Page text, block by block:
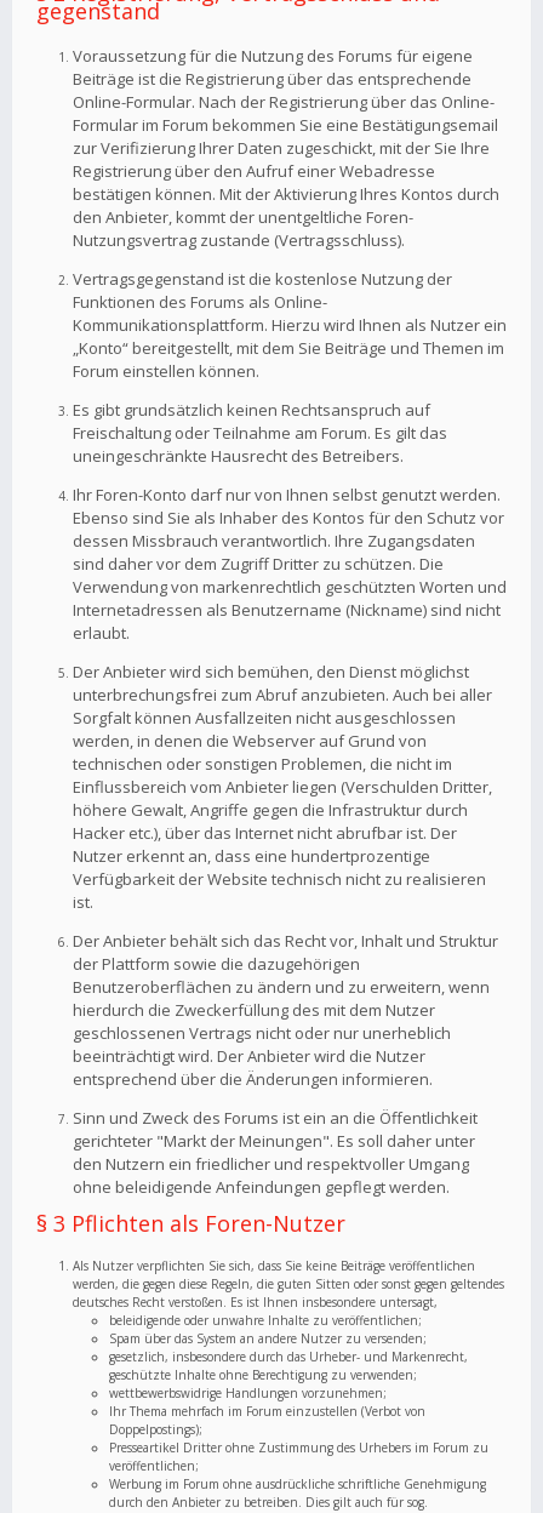
gegenstand
Voraussetzung für die Nutzung des Forums für eigene
Beiträge ist die Registrierung über das entsprechende
Online-Formular. Nach der Registrierung über das Online-
Formular im Forum bekommen Sie eine Bestätigungsemail
zur Verifizierung Ihrer Daten zugeschickt, mit der Sie Ihre
Registrierung über den Aufruf einer Webadresse
bestätigen können. Mit der Aktivierung Ihres Kontos durch
den Anbieter, kommt der unentgeltliche Foren-
Nutzungsvertrag zustande (Vertragsschluss).
Vertragsgegenstand ist die kostenlose Nutzung der
Funktionen des Forums als Online-
Kommunikationsplattform. Hierzu wird Ihnen als Nutzer ein
„Konto“ bereitgestellt, mit dem Sie Beiträge und Themen im
Forum einstellen können.
Es gibt grundsätzlich keinen Rechtsanspruch auf
Freischaltung oder Teilnahme am Forum. Es gilt das
uneingeschränkte Hausrecht des Betreibers.
Ihr Foren-Konto darf nur von Ihnen selbst genutzt werden.
Ebenso sind Sie als Inhaber des Kontos für den Schutz vor
dessen Missbrauch verantwortlich. Ihre Zugangsdaten
sind daher vor dem Zugriff Dritter zu schützen. Die
Verwendung von markenrechtlich geschützten Worten und
Internetadressen als Benutzername (Nickname) sind nicht
erlaubt.
Der Anbieter wird sich bemühen, den Dienst möglichst
unterbrechungsfrei zum Abruf anzubieten. Auch bei aller
Sorgfalt können Ausfallzeiten nicht ausgeschlossen
werden, in denen die Webserver auf Grund von
technischen oder sonstigen Problemen, die nicht im
Einflussbereich vom Anbieter liegen (Verschulden Dritter,
höhere Gewalt, Angriffe gegen die Infrastruktur durch
Hacker etc.), über das Internet nicht abrufbar ist. Der
Nutzer erkennt an, dass eine hundertprozentige
Verfügbarkeit der Website technisch nicht zu realisieren
ist.
Der Anbieter behält sich das Recht vor, Inhalt und Struktur
der Plattform sowie die dazugehörigen
Benutzeroberflächen zu ändern und zu erweitern, wenn
hierdurch die Zweckerfüllung des mit dem Nutzer
geschlossenen Vertrags nicht oder nur unerheblich
beeinträchtigt wird. Der Anbieter wird die Nutzer
entsprechend über die Änderungen informieren.
Sinn und Zweck des Forums ist ein an die Öffentlichkeit
gerichteter "Markt der Meinungen". Es soll daher unter
den Nutzern ein friedlicher und respektvoller Umgang
ohne beleidigende Anfeindungen gepflegt werden.
§ 3 Pflichten als Foren-Nutzer
Als Nutzer verpflichten Sie sich, dass Sie keine Beiträge veröffentlichen
werden, die gegen diese Regeln, die guten Sitten oder sonst gegen geltendes
deutsches Recht verstoßen. Es ist Ihnen insbesondere untersagt,
beleidigende oder unwahre Inhalte zu veröffentlichen;
Spam über das System an andere Nutzer zu versenden;
gesetzlich, insbesondere durch das Urheber- und Markenrecht,
geschützte Inhalte ohne Berechtigung zu verwenden;
wettbewerbswidrige Handlungen vorzunehmen;
Ihr Thema mehrfach im Forum einzustellen (Verbot von
Doppelpostings);
Presseartikel Dritter ohne Zustimmung des Urhebers im Forum zu
veröffentlichen;
Werbung im Forum ohne ausdrückliche schriftliche Genehmigung
durch den Anbieter zu betreiben. Dies gilt auch für sog.